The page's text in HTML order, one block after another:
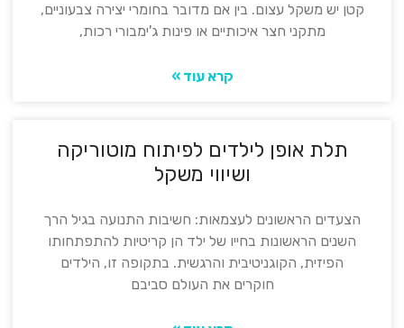
קטן יש משקל עצום. בין אם מדובר בחומרי יצירה צבעוניים,
מתקני חצר איכותיים או פינות ג'ימבורי רכות,
קרא עוד »
תלת אופן לילדים לפיתוח מוטוריקה
ושיווי משקל
הצעדים הראשונים לעצמאות: חשיבות התנועה בגיל הרך
השנים הראשונות בחייו של ילד הן קריטיות להתפתחותו
הפיזית, הקוגניטיבית והרגשית. בתקופה זו, הילדים
חוקרים את העולם סביבם